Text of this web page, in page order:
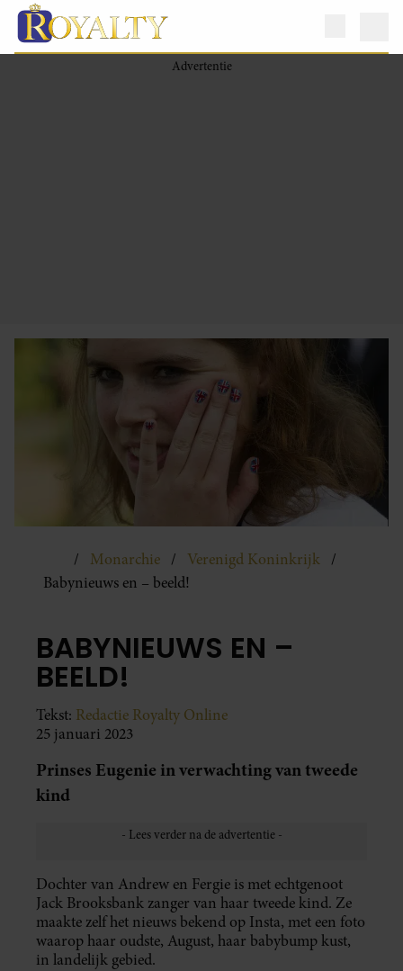
Monarchie
Verenigd Koninkrijk
Babynieuws en – beeld!
BABYNIEUWS EN –
BEELD!
Tekst: Redactie Royalty Online
25 januari 2023
Prinses Eugenie in verwachting van tweede
kind
Dochter van Andrew en Fergie is met echtgenoot
Jack Brooksbank zanger van haar tweede kind. Ze
maakte zelf het nieuws bekend op Insta, met een foto
waarop haar oudste, August, haar babybump kust,
in landelijk gebied.